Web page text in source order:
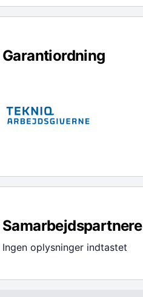
Garantiordning
Samarbejdspartnere
Ingen oplysninger indtastet